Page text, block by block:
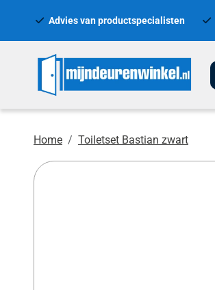
Advies van productspecialisten
Home Toiletset Bastian zwart